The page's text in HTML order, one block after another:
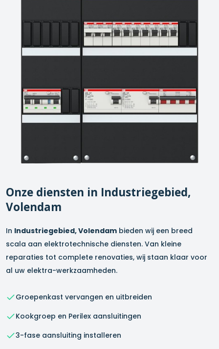
Onze diensten in Industriegebied,
Volendam
In Industriegebied, Volendam bieden wij een breed
scala aan elektrotechnische diensten. Van kleine
reparaties tot complete renovaties, wij staan klaar voor
al uw elektra-werkzaamheden.
Groepenkast vervangen en uitbreiden
Kookgroep en Perilex aansluitingen
3-fase aansluiting installeren